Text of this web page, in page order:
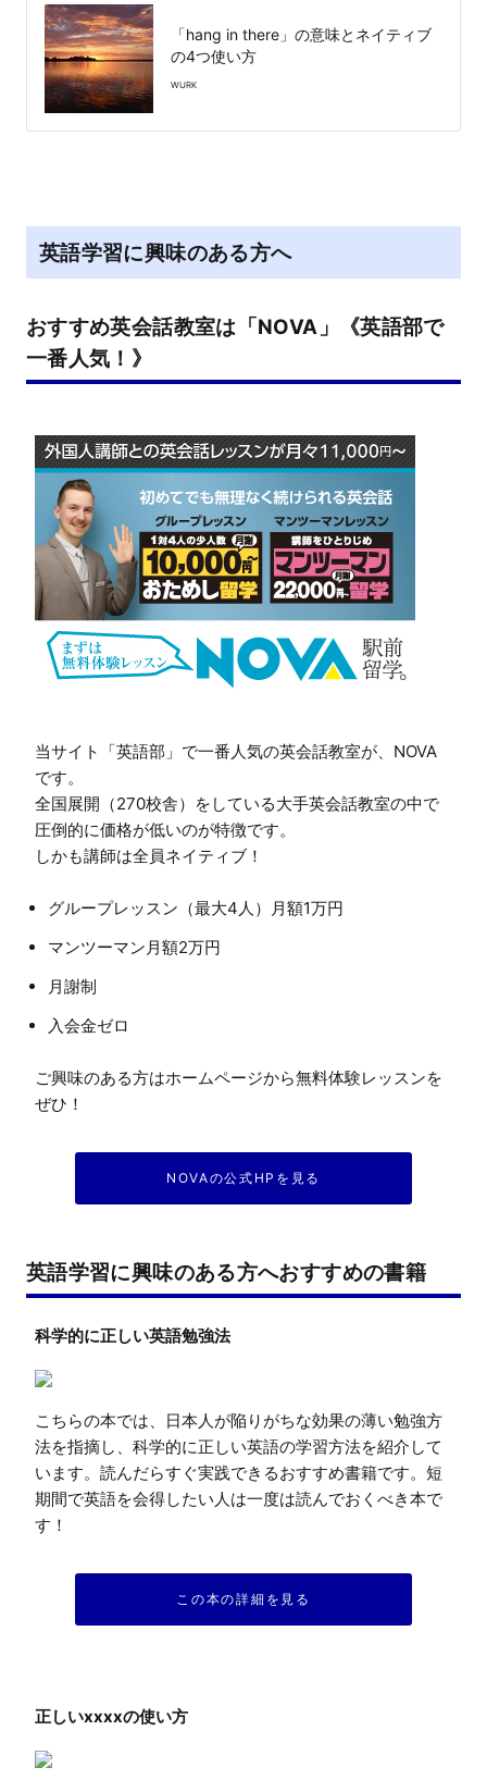
「hang in there」の意味とネイティブ
の4つ使い方
WURK
英語学習に興味のある方へ
おすすめ英会話教室は「NOVA」《英語部で
一番人気！》
当サイト「英語部」で一番人気の英会話教室が、NOVA
です。
全国展開（270校舎）をしている大手英会話教室の中で
圧倒的に価格が低いのが特徴です。
グループレッスン（最大4人）月額1万円
マンツーマン月額2万円
月謝制
入会金ゼロ
ご興味のある方はホームページから無料体験レッスンを
NOVAの公式HPを見る
英語学習に興味のある方へおすすめの書籍
科学的に正しい英語勉強法
こちらの本では、日本人が陥りがちな効果の薄い勉強方
法を指摘し、科学的に正しい英語の学習方法を紹介して
います。読んだらすぐ実践できるおすすめ書籍です。短
期間で英語を会得したい人は一度は読んでおくべき本で
す！
この本の詳細を見る